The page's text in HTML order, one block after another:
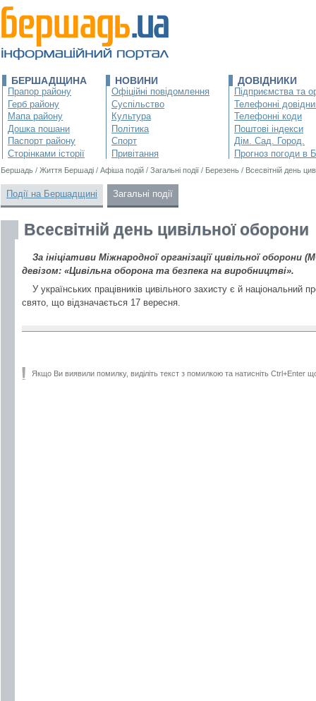
БЕРШАДЩИНА
Прапор району
Герб району
Мапа району
Дошка пошани
Паспорт району
Сторінками історії
НОВИНИ
Офіційні повідомлення
Суспільство
Культура
Політика
Спорт
Привітання
ДОВІДНИКИ
Підприємства та
Телефонні
Телефонні коди
Поштові індекси
Дім. Сад. Город.
Прогноз погоди в
Бершадь / Життя Бершаді / Афіша подій / Загальні події / Березень / Всесвітній день
Події на Бершадщині Загальні події
Всесвітній день цивільної оборони
За ініціативи Міжнародної організації цивільної оборони
девізом: «Цивільна оборона та безпека на виробництві».
У українських працівників цивільного захисту є й національний
свято, що відзначається 17 вересня.
Якщо Ви виявили помилку, виділіть текст з помилкою та натисніть Ctrl+Enter